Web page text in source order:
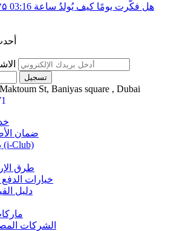
03:16 هل فكّرت يومًا كيف يُولدُ ساعة
St, Baniyas square , Dubai
ضمان
برنامج الولاء (i-Club)
طرق
خيارات
دليل
الشركات